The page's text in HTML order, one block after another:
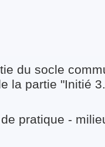
du socle
la partie "Initié
pratique -